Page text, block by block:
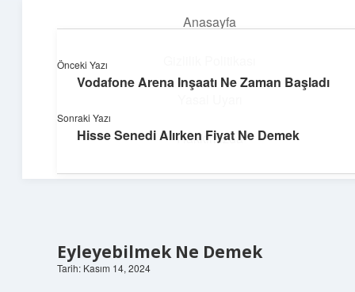
Anasayfa
Hakkımızda
Neşeli Bilgi Durağı
Hızlı hikayelerle gününü şenlendir!
Eyleyebilmek Ne Demek
Tarih: Kasım 14, 2024
Önceki Yazı
Vodafone Arena Inşaatı Ne Zaman Başladı
Sonraki Yazı
Hisse Senedi Alırken Fiyat Ne Demek